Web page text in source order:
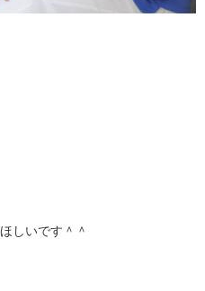
しいです＾＾